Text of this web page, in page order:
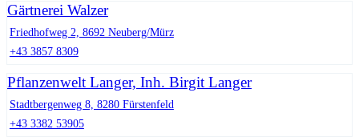
Gärtnerei Walzer
Friedhofweg 2, 8692 Neuberg/Mürz
+43 3857 8309
Pflanzenwelt Langer, Inh. Birgit Langer
Stadtbergenweg 8, 8280 Fürstenfeld
+43 3382 53905